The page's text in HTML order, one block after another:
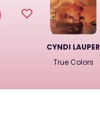
CYNDI LAUPER
True Colors